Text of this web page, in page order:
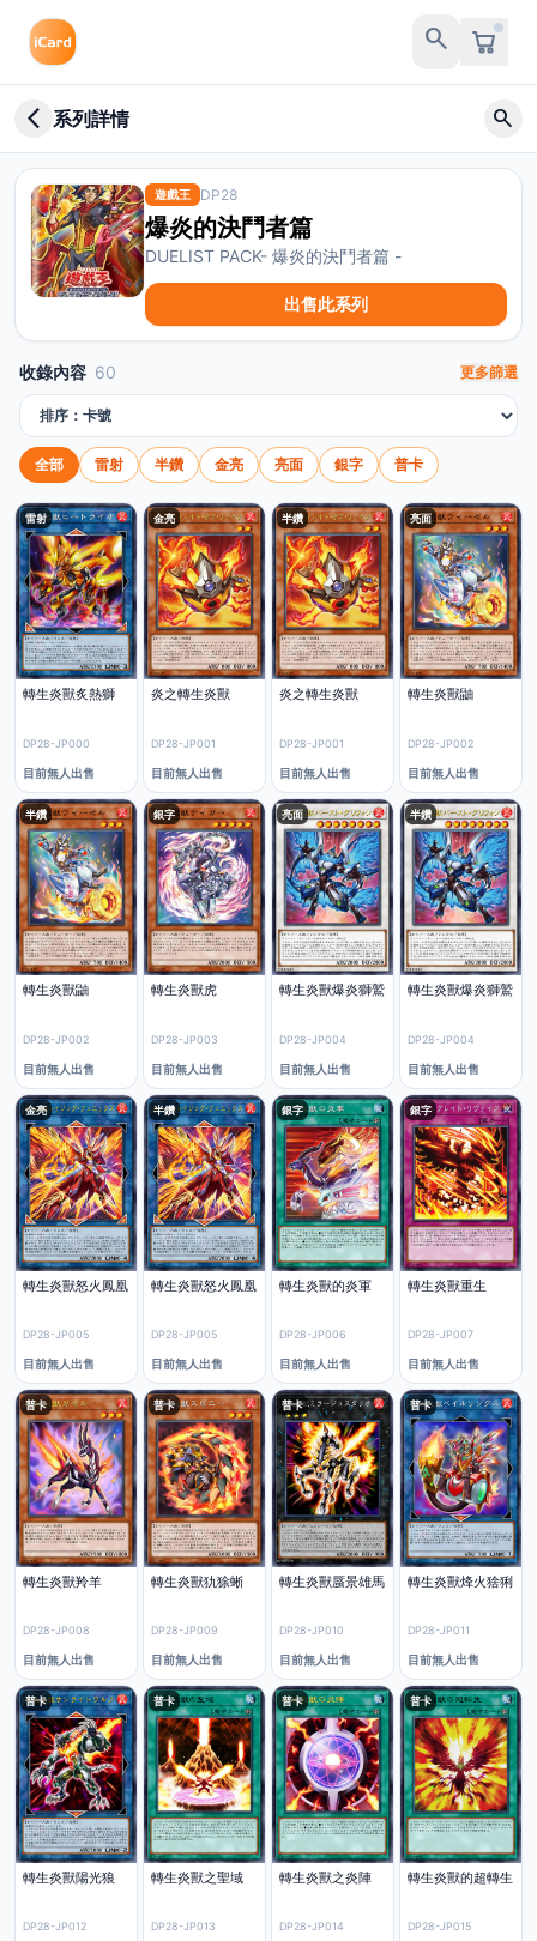
search
arrow_back_ios_new 系列詳情 search
遊戲王 DP28
爆炎的決鬥者篇
DUELIST PACK- 爆炎的決鬥者篇 -
出售此系列
收錄內容 60 更多篩選
排序方式
全部 雷射 半鑽 金亮 亮面 銀字 普卡
雷射
轉生炎獸炙熱獅
DP28-JP000
目前無人出售
金亮
炎之轉生炎獸
DP28-JP001
目前無人出售
半鑽
炎之轉生炎獸
DP28-JP001
目前無人出售
亮面
轉生炎獸鼬
DP28-JP002
目前無人出售
半鑽
轉生炎獸鼬
DP28-JP002
目前無人出售
銀字
轉生炎獸虎
DP28-JP003
目前無人出售
亮面
轉生炎獸爆炎獅鷲
DP28-JP004
目前無人出售
半鑽
轉生炎獸爆炎獅鷲
DP28-JP004
目前無人出售
金亮
轉生炎獸怒火鳳凰
DP28-JP005
目前無人出售
半鑽
轉生炎獸怒火鳳凰
DP28-JP005
目前無人出售
銀字
轉生炎獸的炎軍
DP28-JP006
目前無人出售
銀字
轉生炎獸重生
DP28-JP007
目前無人出售
普卡
轉生炎獸羚羊
DP28-JP008
目前無人出售
普卡
轉生炎獸犰狳蜥
DP28-JP009
目前無人出售
普卡
轉生炎獸蜃景雄馬
DP28-JP010
目前無人出售
普卡
轉生炎獸烽火猞猁
DP28-JP011
目前無人出售
普卡
轉生炎獸陽光狼
DP28-JP012
普卡
轉生炎獸之聖域
DP28-JP013
普卡
轉生炎獸之炎陣
DP28-JP014
普卡
轉生炎獸的超轉生
DP28-JP015